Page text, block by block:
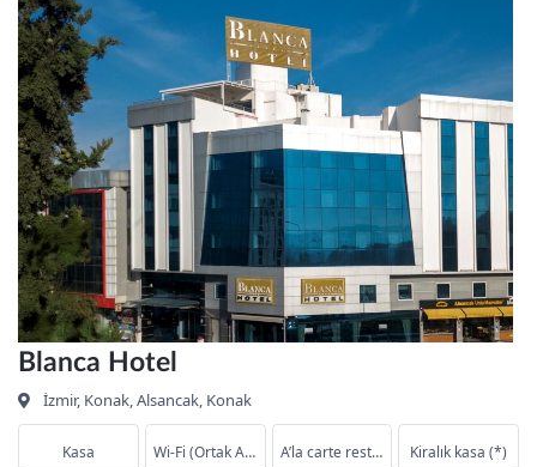
Blanca Hotel
İzmir, Konak, Alsancak, Konak
Kasa Wi-Fi (Ortak Alanlar... A’la carte restauran... Kiralık kasa (*)